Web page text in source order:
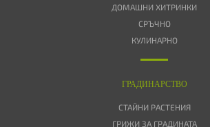
ДОМАШНИ ХИТРИНКИ
СРЪЧНО
КУЛИНАРНО
ГРАДИНАРСТВО
СТАЙНИ РАСТЕНИЯ
ГРИЖИ ЗА ГРАДИНАТА